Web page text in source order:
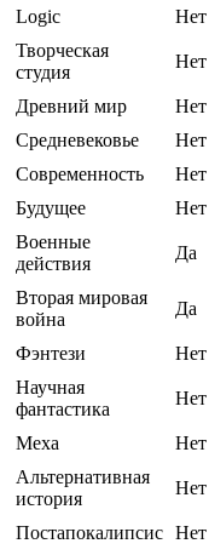
Logic
Нет
Творческая
студия
Нет
Древний мир
Нет
Средневековье
Нет
Современность
Нет
Будущее
Нет
Военные
действия
Да
Вторая мировая
война
Да
Фэнтези
Нет
Научная
фантастика
Нет
Меха
Нет
Альтернативная
история
Нет
Постапокалипсис Нет